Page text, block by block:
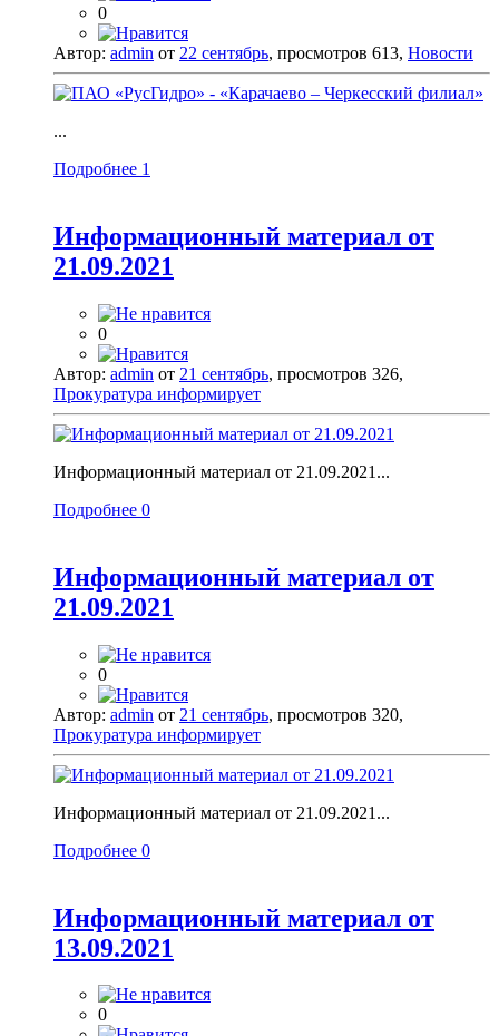
0
Автор: admin от 22 сентябрь, просмотров 613, Новости
...
Подробнее 1
Информационный материал от
21.09.2021
0
Автор: admin от 21 сентябрь, просмотров 326,
Прокуратура информирует
Информационный материал от 21.09.2021...
Подробнее 0
Информационный материал от
21.09.2021
0
Автор: admin от 21 сентябрь, просмотров 320,
Прокуратура информирует
Информационный материал от 21.09.2021...
Подробнее 0
Информационный материал от
13.09.2021
0